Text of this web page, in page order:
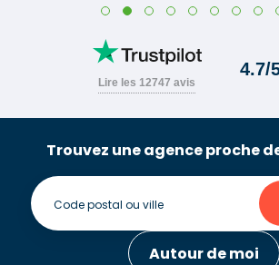
Trouvez une agence proche
Autour de moi